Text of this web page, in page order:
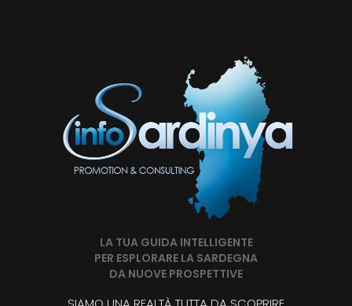
LA TUA GUIDA INTELLIGENTE
PER ESPLORARE LA SARDEGNA
DA NUOVE PROSPETTIVE